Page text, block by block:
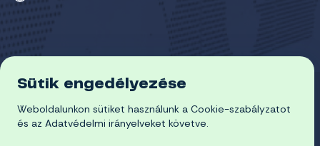
© 2026 Miskolci Egyetem
ADATVÉDELEM
COOKIE-SZABÁLYZAT
Sütik engedélyezése
Weboldalunkon sütiket használunk a Cookie-szabályzatot
és az Adatvédelmi irányelveket követve.